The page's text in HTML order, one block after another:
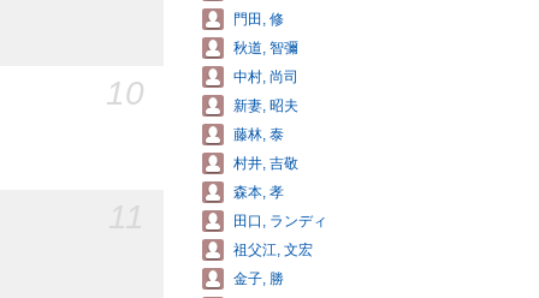
10
門田, 修
秋道, 智彌
中村, 尚司
新妻, 昭夫
藤林, 泰
村井, 吉敬
森本, 孝
田口, ランディ
祖父江, 文宏
金子, 勝